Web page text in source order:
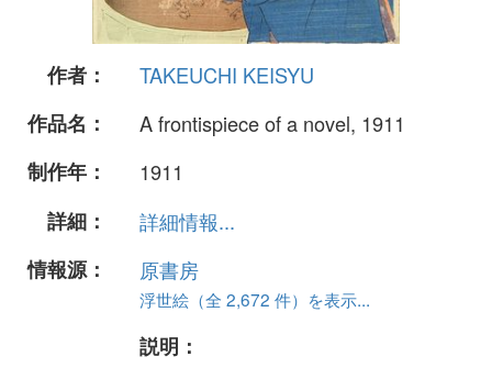
作者：
TAKEUCHI KEISYU
作品名：
A frontispiece of a novel, 1911
制作年：
1911
詳細：
詳細情報...
情報源：
原書房
浮世絵（全 2,672 件）を表示...
説明：